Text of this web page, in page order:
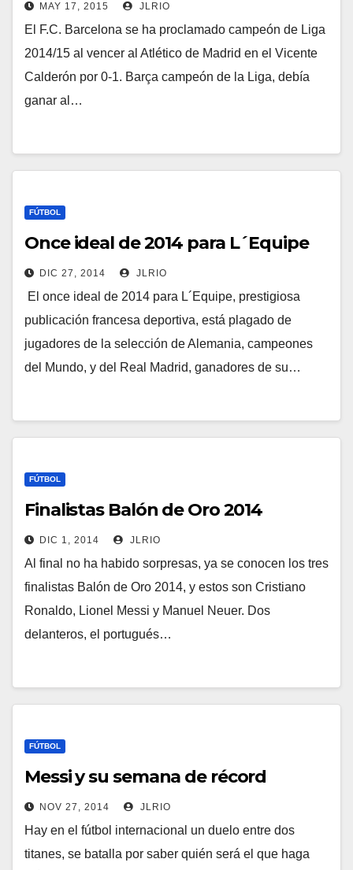
MAY 17, 2015 JLRIO
El F.C. Barcelona se ha proclamado campeón de Liga
2014/15 al vencer al Atlético de Madrid en el Vicente
Calderón por 0-1. Barça campeón de la Liga, debía
ganar al…
FÚTBOL
Once ideal de 2014 para L´Equipe
DIC 27, 2014 JLRIO
El once ideal de 2014 para L´Equipe, prestigiosa
publicación francesa deportiva, está plagado de
jugadores de la selección de Alemania, campeones
del Mundo, y del Real Madrid, ganadores de su…
FÚTBOL
Finalistas Balón de Oro 2014
DIC 1, 2014 JLRIO
Al final no ha habido sorpresas, ya se conocen los tres
finalistas Balón de Oro 2014, y estos son Cristiano
Ronaldo, Lionel Messi y Manuel Neuer. Dos
delanteros, el portugués…
FÚTBOL
Messi y su semana de récord
NOV 27, 2014 JLRIO
Hay en el fútbol internacional un duelo entre dos
titanes, se batalla por saber quién será el que haga